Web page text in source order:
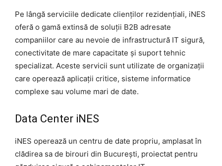
Pe lângă serviciile dedicate clienților rezidențiali, iNES
oferă o gamă extinsă de soluții B2B adresate
companiilor care au nevoie de infrastructură IT sigură,
conectivitate de mare capacitate și suport tehnic
specializat. Aceste servicii sunt utilizate de organizații
care operează aplicații critice, sisteme informatice
complexe sau volume mari de date.
Data Center iNES
iNES operează un centru de date propriu, amplasat în
clădirea sa de birouri din București, proiectat pentru